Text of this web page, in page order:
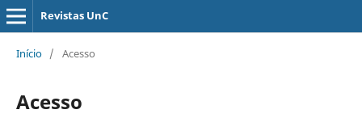
Revistas UnC
Início / Acesso
Acesso